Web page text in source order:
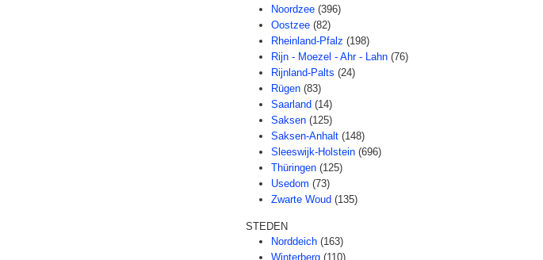
Noordzee (396)
Oostzee (82)
Rheinland-Pfalz (198)
Rijn - Moezel - Ahr - Lahn (76)
Rijnland-Palts (24)
Rügen (83)
Saarland (14)
Saksen (125)
Saksen-Anhalt (148)
Sleeswijk-Holstein (696)
Thüringen (125)
Usedom (73)
Zwarte Woud (135)
STEDEN
Norddeich (163)
Winterberg (110)